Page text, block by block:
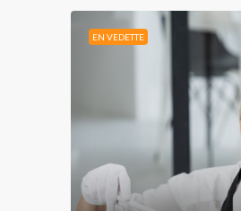
EN VEDETTE